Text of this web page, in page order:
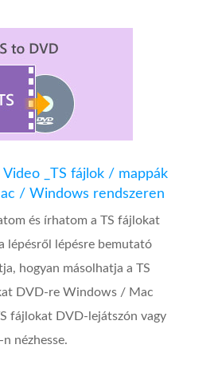
_TS fájlok / mappák
/ Windows rendszeren
és írhatom a TS fájlokat
lépésről lépésre bemutató
hogyan másolhatja a TS
DVD-re Windows / Mac
fájlokat DVD-lejátszón vagy
n nézhesse.